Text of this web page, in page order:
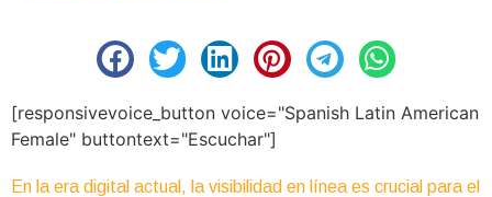
[responsivevoice_button voice="Spanish Latin American
Female" buttontext="Escuchar"]
En la era digital actual, la visibilidad en línea es crucial para el